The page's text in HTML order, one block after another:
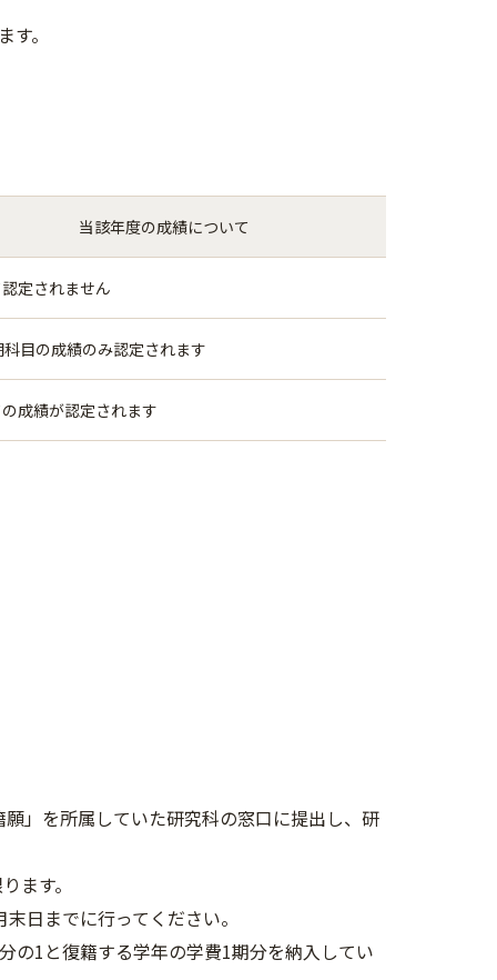
。
当該年度の成績について
定されません
目の成績のみ認定されます
成績が認定されます
」を所属していた研究科の窓口に提出し、研
ます。
日までに行ってください。
の1と復籍する学年の学費1期分を納入してい